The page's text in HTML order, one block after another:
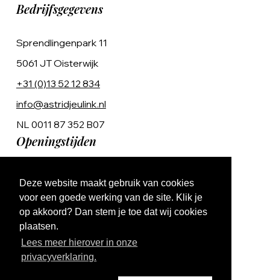
Deze website maakt gebruik van cookies
voor een goede werking van de site. Klik je
op akkoord? Dan stem je toe dat wij cookies
plaatsen.
Lees meer hierover in onze
privacyverklaring.
Bedrijfsgegevens
Sprendlingenpark 11
5061 JT Oisterwijk
+31 (0)13 52 12 834
info@astridjeulink.nl
NL 0011 87 352 B07
Openingstijden
Ma t/m Vr 9:00 - 17:00